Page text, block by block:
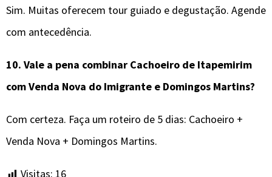
Sim. Muitas oferecem tour guiado e degustação. Agende
com antecedência.
10. Vale a pena combinar Cachoeiro de Itapemirim
com Venda Nova do Imigrante e Domingos Martins?
Com certeza. Faça um roteiro de 5 dias: Cachoeiro +
Venda Nova + Domingos Martins.
Visitas: 16